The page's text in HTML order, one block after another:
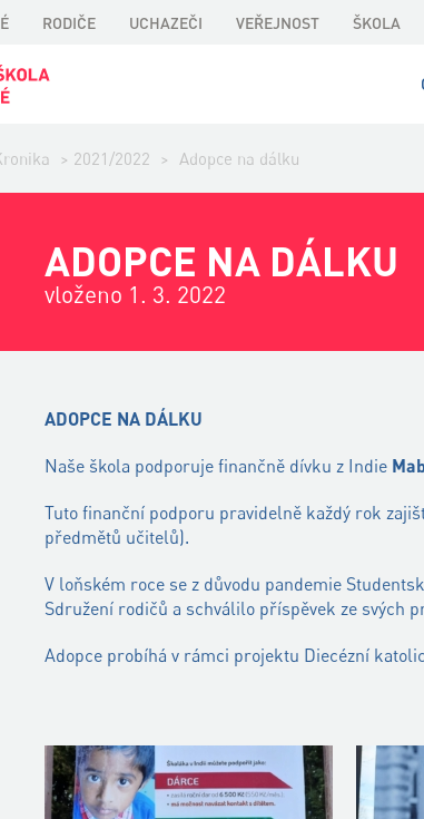
RODIČE UCHAZEČI VEŘEJNOST ŠKOLA
> 2021/2022 > Adopce na dálku
ADOPCE NA DÁLKU
vloženo 1. 3. 2022
ADOPCE NA DÁLKU
Naše škola podporuje finančně dívku z Indie
Tuto finanční podporu pravidelně každý rok
předmětů učitelů).
V loňském roce se z důvodu pandemie
Sdružení rodičů a schválilo příspěvek ze svých
Adopce probíhá v rámci projektu Diecézní